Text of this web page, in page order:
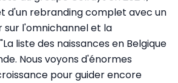
d'un rebranding complet avec un
l'omnichannel et la
liste des naissances en Belgique
Nous voyons d'énormes
pour guider encore